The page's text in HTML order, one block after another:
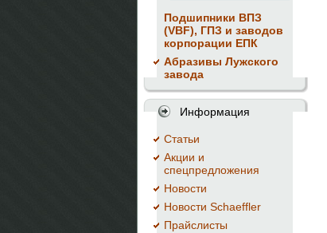
Подшипники ВПЗ
(VBF), ГПЗ и заводов
корпорации ЕПК
Абразивы Лужского
завода
Информация
Cтатьи
Акции и
спецпредложения
Новости
Новости Schaeffler
Прайслисты